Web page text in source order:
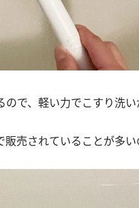
で、軽い力でこすり洗い
売されていることが多